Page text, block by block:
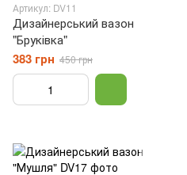
Артикул: DV11
Дизайнерський вазон
"Бруківка"
383 грн 450 грн